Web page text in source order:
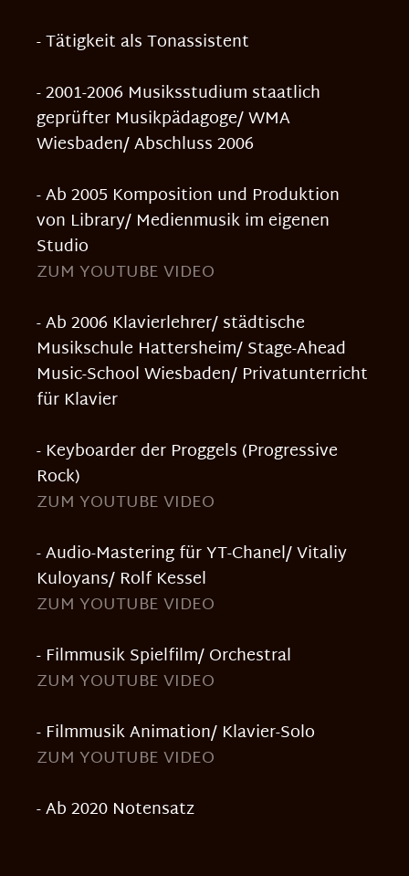
- Tätigkeit als Tonassistent
- 2001-2006 Musiksstudium staatlich
geprüfter Musikpädagoge/ WMA
Wiesbaden/ Abschluss 2006
- Ab 2005 Komposition und Produktion
von Library/ Medienmusik im eigenen
Studio
ZUM YOUTUBE VIDEO
- Ab 2006 Klavierlehrer/ städtische
Musikschule Hattersheim/ Stage-Ahead
Music-School Wiesbaden/ Privatunterricht
für Klavier
- Keyboarder der Proggels (Progressive
Rock)
ZUM YOUTUBE VIDEO
- Audio-Mastering für YT-Chanel/ Vitaliy
Kuloyans/ Rolf Kessel
ZUM YOUTUBE VIDEO
- Filmmusik Spielfilm/ Orchestral
ZUM YOUTUBE VIDEO
- Filmmusik Animation/ Klavier-Solo
ZUM YOUTUBE VIDEO
- Ab 2020 Notensatz